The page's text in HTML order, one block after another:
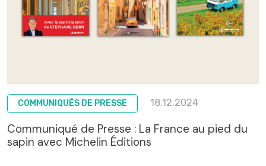
COMMUNIQUÉS DE PRESSE 18.12.2024
Communiqué de Presse : La France au pied du
sapin avec Michelin Éditions